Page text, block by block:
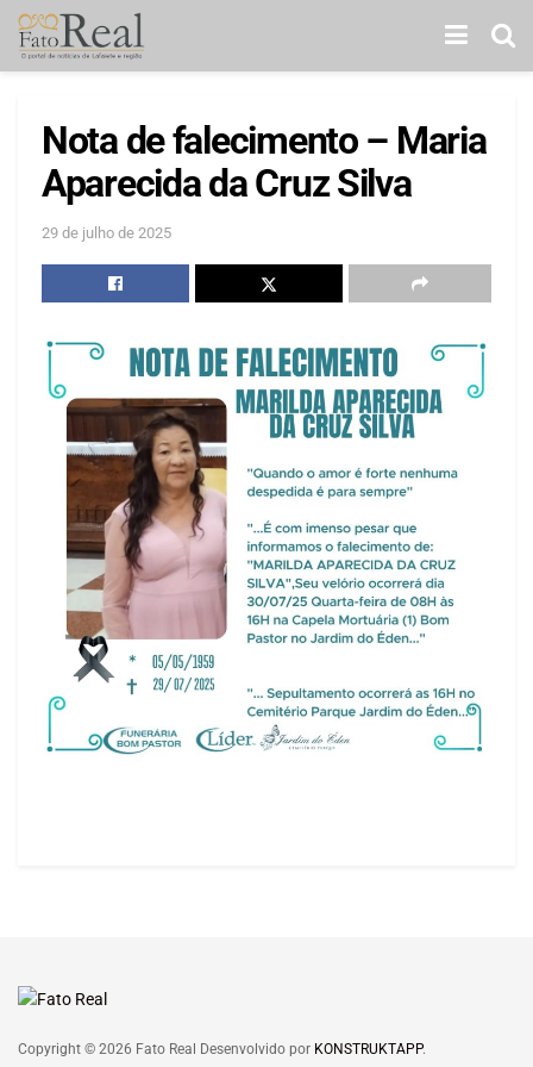
Nota de falecimento – Maria
Aparecida da Cruz Silva
29 de julho de 2025
Copyright © 2026 Fato Real Desenvolvido por KONSTRUKTAPP.